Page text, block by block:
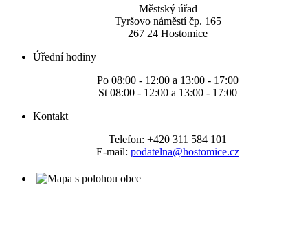
Městský úřad
Tyršovo náměstí čp. 165
267 24 Hostomice
Úřední hodiny
Po 08:00 - 12:00 a 13:00 - 17:00
St 08:00 - 12:00 a 13:00 - 17:00
Kontakt
Telefon: +420 311 584 101
E-mail: podatelna@hostomice.cz